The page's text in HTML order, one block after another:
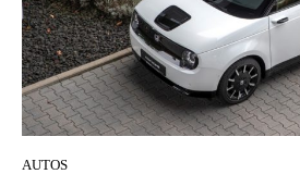
AUTOS